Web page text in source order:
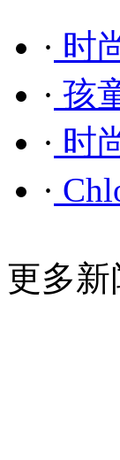
· 时
· 孩
· 时
·
更多新